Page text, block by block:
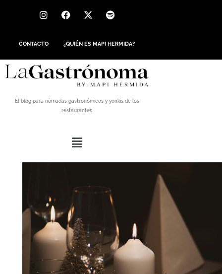
CONTACTO ¿QUIÉN ES MAPI HERMIDA?
El blog para nómadas gastronómicos y yonkis de los
restaurantes